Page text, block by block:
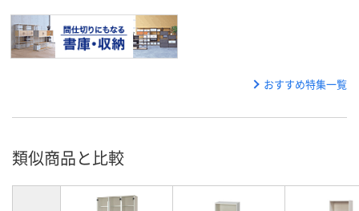
おすすめ特集一覧
類似商品と比較